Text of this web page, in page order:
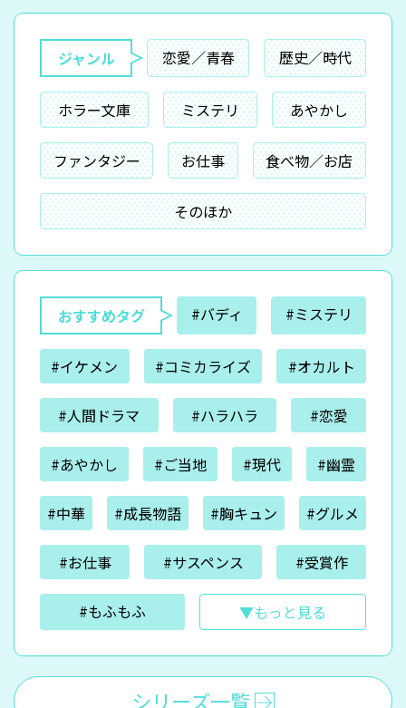
ジャンル 恋愛／青春 歴史／時代
ホラー文庫 ミステリ あやかし
ファンタジー お仕事 食べ物／お店
そのほか
おすすめタグ #バディ #ミステリ
#イケメン #コミカライズ #オカルト
#人間ドラマ #ハラハラ #恋愛
#あやかし #ご当地 #現代 #幽霊
#中華 #成長物語 #胸キュン #グルメ
#お仕事 #サスペンス #受賞作
#もふもふ ▼もっと見る
シリーズ一覧